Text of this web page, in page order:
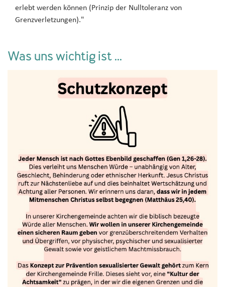
erlebt werden können (Prinzip der Nulltoleranz von
Grenzverletzungen)."
Was uns wichtig ist ...